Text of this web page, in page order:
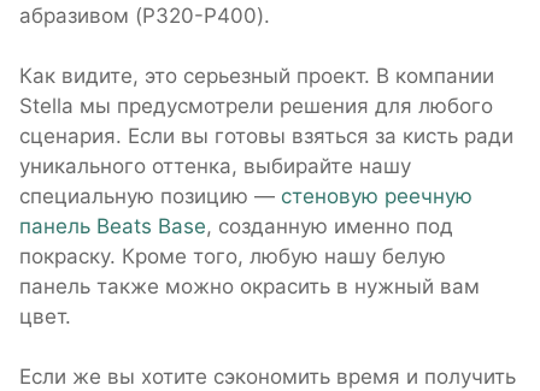
абразивом (P320-P400).
Как видите, это серьезный проект. В компании
Stella мы предусмотрели решения для любого
сценария. Если вы готовы взяться за кисть ради
уникального оттенка, выбирайте нашу
специальную позицию — стеновую реечную
панель Beats Base, созданную именно под
покраску. Кроме того, любую нашу белую
панель также можно окрасить в нужный вам
цвет.
Если же вы хотите сэкономить время и получить